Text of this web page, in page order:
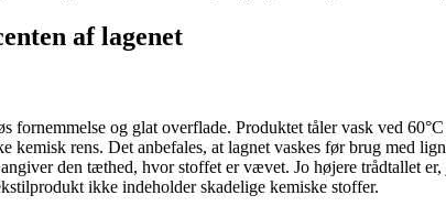
af lagenet
fornemmelse og glat overflade. Produktet tåler vask ved
kemisk rens. Det anbefales, at lagnet vaskes før brug med
den tæthed, hvor stoffet er vævet. Jo højere trådtallet
ikke indeholder skadelige kemiske stoffer.